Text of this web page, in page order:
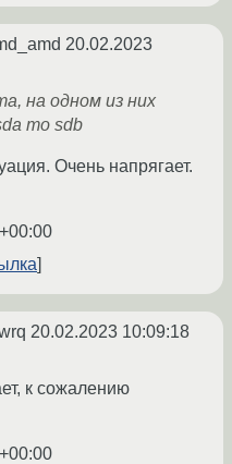
20.02.2023
на одном из них
то sdb
Очень напрягает.
20.02.2023 10:09:18
к сожалению